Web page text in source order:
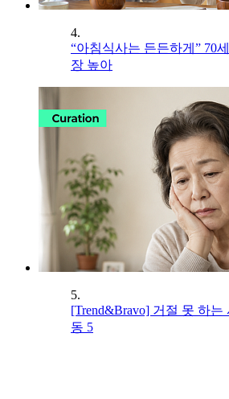
4.
“아침식사는 든든하게” 70
장 높아
5.
[Trend&Bravo] 거절 못 하
동 5